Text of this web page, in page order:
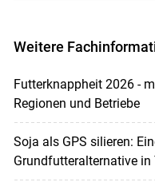
Weitere
Futterknappheit 2026 -
Regionen und Betriebe
Soja als GPS silieren:
Grundfutteralternative in